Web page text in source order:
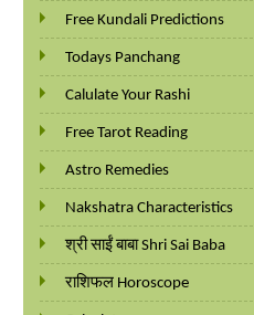
Free Kundali Predictions
Todays Panchang
Calulate Your Rashi
Free Tarot Reading
Astro Remedies
Nakshatra Characteristics
श्री साईं बाबा Shri Sai Baba
राशिफल Horoscope